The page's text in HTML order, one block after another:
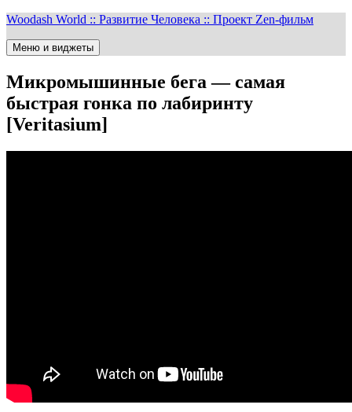
Перейти
содержимому
Woodash World :: Развитие Человека :: Проект Zen-фильм
Меню и виджеты
Микромышинные бега — самая
быстрая гонка по лабиринту
[Veritasium]